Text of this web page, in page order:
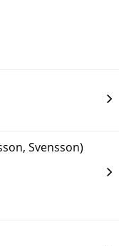
Svensson)